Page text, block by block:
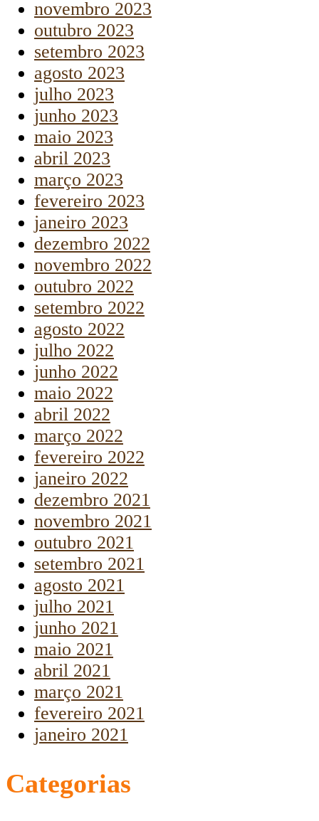
novembro 2023
outubro 2023
setembro 2023
agosto 2023
julho 2023
junho 2023
maio 2023
abril 2023
março 2023
fevereiro 2023
janeiro 2023
dezembro 2022
novembro 2022
outubro 2022
setembro 2022
agosto 2022
julho 2022
junho 2022
maio 2022
abril 2022
março 2022
fevereiro 2022
janeiro 2022
dezembro 2021
novembro 2021
outubro 2021
setembro 2021
agosto 2021
julho 2021
junho 2021
maio 2021
abril 2021
março 2021
fevereiro 2021
janeiro 2021
Categorias